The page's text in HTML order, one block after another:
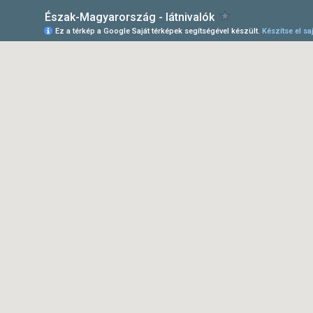
Észak-Magyarország - látnivalók
Ez a térkép a Google Saját térképek segítségével készült. Készítse el